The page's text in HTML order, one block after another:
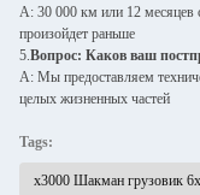
A: 30 000 км или 12 месяцев
произойдет раньше
5. Вопрос: Каков ваш
A: Мы предоставляем
целых жизненных частей
Tags:
x3000 Шакман грузовик